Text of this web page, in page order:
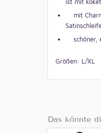
mit
schöner,
Größen: L/XL
Das könnte